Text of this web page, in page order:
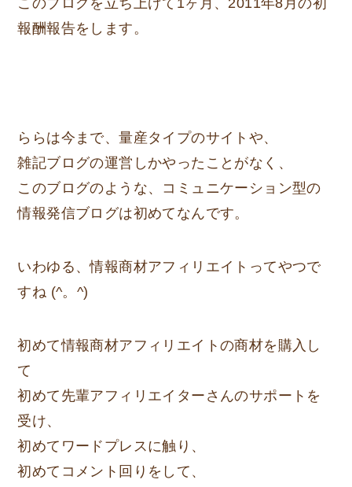
報酬報告をします。
ららは今まで、量産タイプのサイトや、
雑記ブログの運営しかやったことがなく、
このブログのような、 コミュニケーション型の
情報発信ブログは初めてなんです。
いわゆる、情報商材アフィリエイトってやつで
すね (^。^)
初めて情報商材アフィリエイトの商材を購入し
て
初めて先輩アフィリエイターさんのサポートを
受け、
初めてワードプレスに触り、
初めてコメント回りをして、